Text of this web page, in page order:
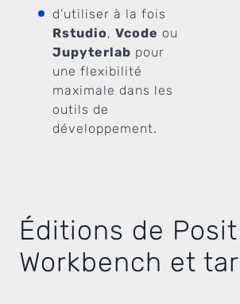
d’utiliser à la fois
Rstudio, Vcode ou
Jupyterlab pour
une flexibilité
maximale dans les
outils de
développement.
Éditions de Posit
Workbench et